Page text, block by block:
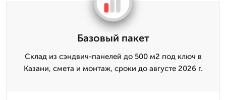
Базовый пакет
Склад из сэндвич-панелей до 500 м2 под ключ в
Казани, смета и монтаж, сроки до августе 2026 г.